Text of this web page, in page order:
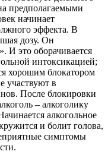
предполагаемыми
начинает
эффекта. В
дозу. Он
И это оборачивается
интоксикацией;
хорошим блокатором
участвуют в
После блокировки
– алкоголику
алкогольное
и болит голова,
симптомы